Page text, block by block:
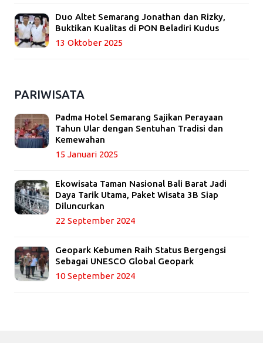
Duo Altet Semarang Jonathan dan Rizky,
Buktikan Kualitas di PON Beladiri Kudus
13 Oktober 2025
PARIWISATA
Padma Hotel Semarang Sajikan Perayaan
Tahun Ular dengan Sentuhan Tradisi dan
Kemewahan
15 Januari 2025
Ekowisata Taman Nasional Bali Barat Jadi
Daya Tarik Utama, Paket Wisata 3B Siap
Diluncurkan
22 September 2024
Geopark Kebumen Raih Status Bergengsi
Sebagai UNESCO Global Geopark
10 September 2024